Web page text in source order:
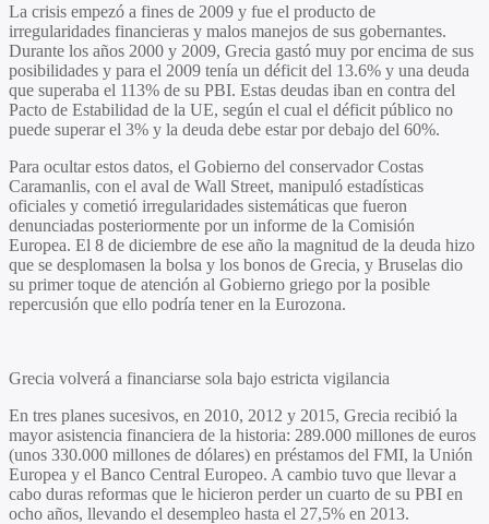
La crisis empezó a fines de 2009 y fue el producto de
irregularidades financieras y malos manejos de sus gobernantes.
Durante los años 2000 y 2009, Grecia gastó muy por encima de sus
posibilidades y para el 2009 tenía un déficit del 13.6% y una deuda
que superaba el 113% de su PBI. Estas deudas iban en contra del
Pacto de Estabilidad de la UE, según el cual el déficit público no
puede superar el 3% y la deuda debe estar por debajo del 60%.
Para ocultar estos datos, el Gobierno del conservador Costas
Caramanlis, con el aval de Wall Street, manipuló estadísticas
oficiales y cometió irregularidades sistemáticas que fueron
denunciadas posteriormente por un informe de la Comisión
Europea. El 8 de diciembre de ese año la magnitud de la deuda hizo
que se desplomasen la bolsa y los bonos de Grecia, y Bruselas dio
su primer toque de atención al Gobierno griego por la posible
repercusión que ello podría tener en la Eurozona.
Grecia volverá a financiarse sola bajo estricta vigilancia
En tres planes sucesivos, en 2010, 2012 y 2015, Grecia recibió la
mayor asistencia financiera de la historia: 289.000 millones de euros
(unos 330.000 millones de dólares) en préstamos del FMI, la Unión
Europea y el Banco Central Europeo. A cambio tuvo que llevar a
cabo duras reformas que le hicieron perder un cuarto de su PBI en
ocho años, llevando el desempleo hasta el 27,5% en 2013.